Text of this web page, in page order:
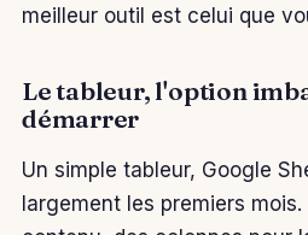
meilleur outil est celui que
Le tableur, l'option
démarrer
Un simple tableur, Google
largement les premiers